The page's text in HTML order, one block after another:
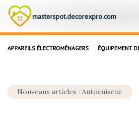
masterspot.decorexpro.com
APPAREILS ÉLECTROMÉNAGERS ÉQUIPEMENT
Nouveaux articles : Autocuiseur